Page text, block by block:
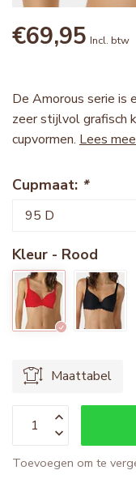
€69,95 Incl. btw
De Amorous serie is
zeer stijlvol grafisch
cupvormen. Lees
Cupmaat: *
Kleur - Rood
Maattabel
Toevoegen om te